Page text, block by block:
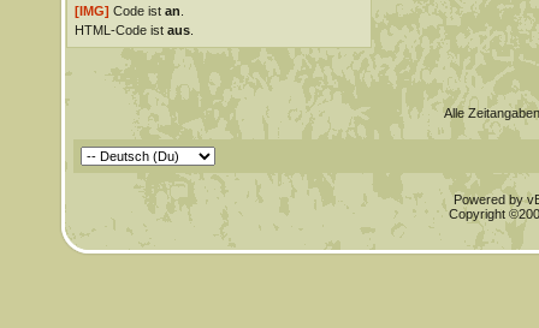
[IMG] Code ist an
HTML-Code ist aus.
Alle
Powered by
Copyright